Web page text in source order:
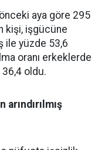
aya göre 295
kişi, işgücüne
ile yüzde 53,6
oranı erkeklerde
oldu.